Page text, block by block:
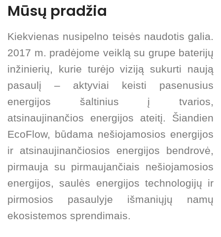
Mūsų pradžia
Kiekvienas nusipelno teisės naudotis galia.
2017 m. pradėjome veiklą su grupe baterijų
inžinierių, kurie turėjo viziją sukurti naują
pasaulį – aktyviai keisti pasenusius
energijos šaltinius į tvarios,
atsinaujinančios energijos ateitį. Šiandien
EcoFlow, būdama nešiojamosios energijos
ir atsinaujinančiosios energijos bendrovė,
pirmauja su pirmaujančiais nešiojamosios
energijos, saulės energijos technologijų ir
pirmosios pasaulyje išmaniųjų namų
ekosistemos sprendimais.